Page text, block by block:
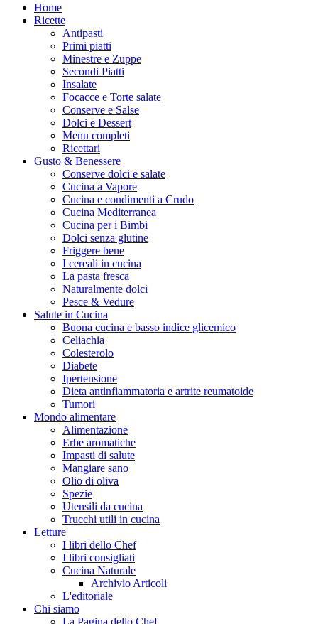
Home
Ricette
Antipasti
Primi piatti
Minestre e Zuppe
Secondi Piatti
Insalate
Focacce e Torte salate
Conserve e Salse
Dolci e Dessert
Menu completi
Ricettari
Gusto & Benessere
Conserve dolci e salate
Cucina a Vapore
Cucina e condimenti a Crudo
Cucina Mediterranea
Cucina per i Bimbi
Dolci senza glutine
Friggere bene
I cereali in cucina
La pasta fresca
Naturalmente dolci
Pesce & Vedure
Salute in Cucina
Buona cucina e basso indice glicemico
Celiachia
Colesterolo
Diabete
Ipertensione
Dieta antinfiammatoria e artrite reumatoide
Tumori
Mondo alimentare
Alimentazione
Erbe aromatiche
Impasti di salute
Mangiare sano
Olio di oliva
Spezie
Utensili da cucina
Trucchi utili in cucina
Letture
I libri dello Chef
I libri consigliati
Cucina Naturale
Archivio Articoli
L'editoriale
Chi siamo
La Pagina dello Chef